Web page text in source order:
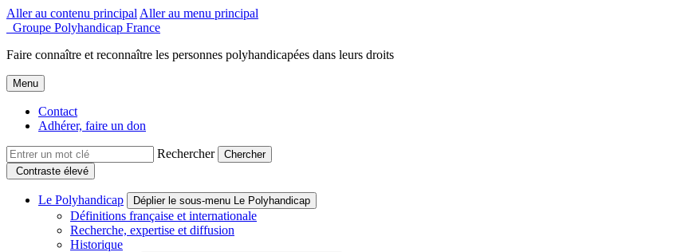
Aller au contenu principal Aller au menu principal
Groupe Polyhandicap France
Faire connaître et reconnaître les personnes polyhandicapées dans leurs droits
Menu
Contact
Adhérer, faire un don
Rechercher
Contraste élevé
Le Polyhandicap Déplier le sous-menu Le Polyhandicap
Définitions française et internationale
Recherche, expertise et diffusion
Historique